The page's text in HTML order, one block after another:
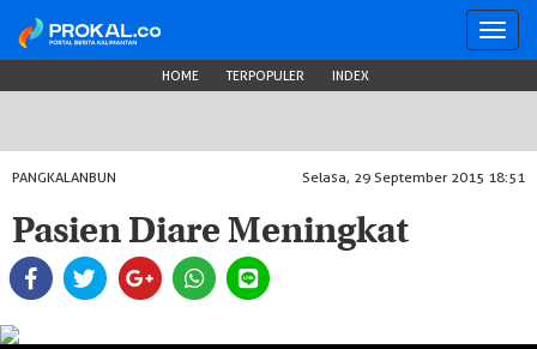
HOME TERPOPULER INDEX
PANGKALANBUN Selasa, 29 September 2015 18:51
Pasien Diare Meningkat